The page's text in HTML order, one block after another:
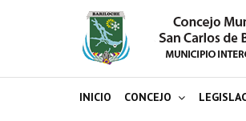
INICIO CONCEJO